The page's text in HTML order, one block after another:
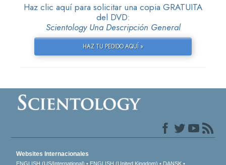
Haz clic aquí para solicitar una copia GRATUITA
del DVD:
Scientology Una Descripción General
HAZ TU PEDIDO AQUÍ »
Websites Internacionales
ENGLISH (US/International) ENGLISH (United Kingdom) DANSK